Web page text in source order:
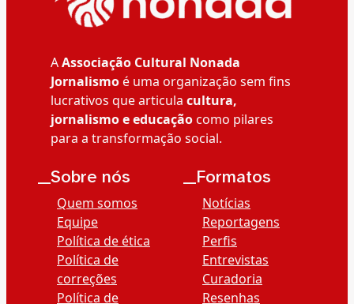
AAssociação Cultural Nonada
Jornalismoé uma organização sem fins
lucrativos que articula cultura,
jornalismo e educaçãocomo pilares
para a transformação social.
__Sobre nós
Quem somos
Equipe
Política de ética
Política de
correções
Política de
__Formatos
Notícias
Reportagens
Perfis
Entrevistas
Curadoria
Resenhas